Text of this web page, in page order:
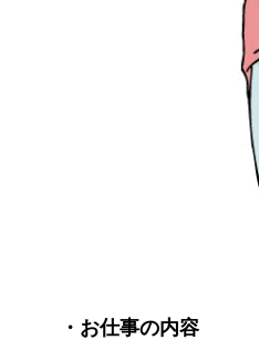
・お仕事の内容